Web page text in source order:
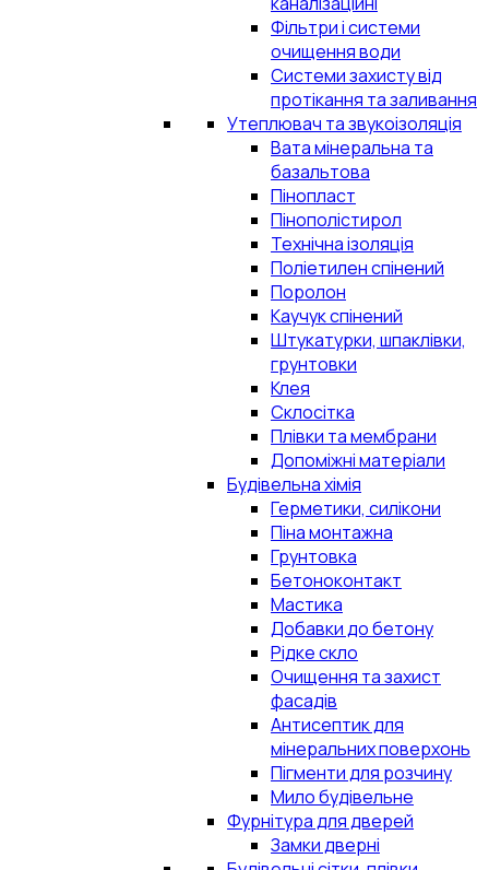
Фільтри і системи
очищення води
Системи захисту від
протікання та заливання
Утеплювач та звукоізоляція
Вата мінеральна та
базальтова
Пінопласт
Пінополістирол
Технічна ізоляція
Поліетилен спінений
Поролон
Каучук спінений
Штукатурки, шпаклівки,
грунтовки
Клея
Склосітка
Плівки та мембрани
Допоміжні матеріали
Будівельна хімія
Герметики, силікони
Піна монтажна
Грунтовка
Бетоноконтакт
Мастика
Добавки до бетону
Рідке скло
Очищення та захист
фасадів
Антисептик для
мінеральних поверхонь
Пігменти для розчину
Мило будівельне
Фурнітура для дверей
Замки дверні